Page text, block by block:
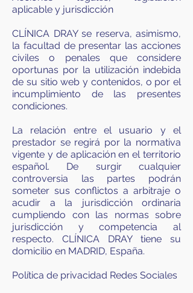
aplicable y jurisdicción
CLÍNICA DRAY se reserva, asimismo,
la facultad de presentar las acciones
civiles o penales que considere
oportunas por la utilización indebida
de su sitio web y contenidos, o por el
incumplimiento de las presentes
condiciones.
La relación entre el usuario y el
prestador se regirá por la normativa
vigente y de aplicación en el territorio
español. De surgir cualquier
controversia las partes podrán
someter sus conflictos a arbitraje o
acudir a la jurisdicción ordinaria
cumpliendo con las normas sobre
jurisdicción y competencia al
respecto. CLÍNICA DRAY tiene su
domicilio en MADRID, España.
Política de privacidad Redes Sociales